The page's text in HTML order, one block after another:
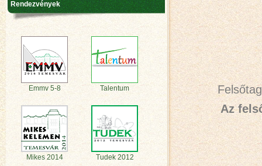
Az
Rendezvények
Emmv 5-8 Talentum
Mikes 2014 Tudek 2012